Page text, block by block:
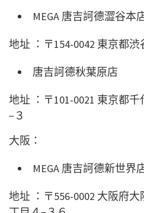
MEGA 唐吉訶德澀谷本
地址 ：〒154-0042 東京都
唐吉訶德秋葉原店
地址 ：〒101-0021 東京都
−３
大阪：
MEGA 唐吉訶德新世界
地址 ：〒556-0002 大阪府